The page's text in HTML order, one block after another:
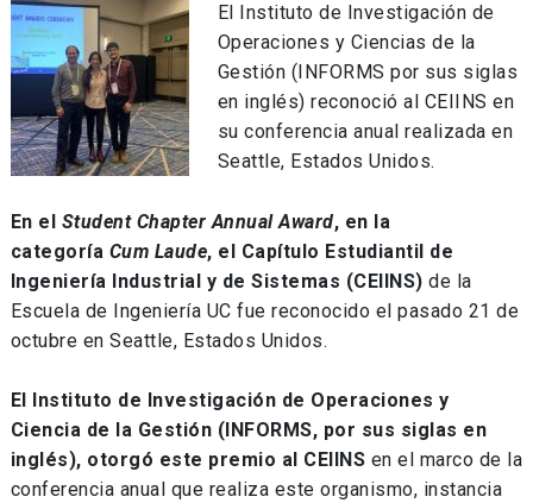
El Instituto de Investigación de
Operaciones y Ciencias de la
Gestión (INFORMS por sus siglas
en inglés) reconoció al CEIINS en
su conferencia anual realizada en
Seattle, Estados Unidos.
En el Student Chapter Annual Award, en la
categoría Cum Laude, el Capítulo Estudiantil de
Ingeniería Industrial y de Sistemas (CEIINS) de la
Escuela de Ingeniería UC fue reconocido el pasado 21 de
octubre en Seattle, Estados Unidos.
El Instituto de Investigación de Operaciones y
Ciencia de la Gestión (INFORMS, por sus siglas en
inglés), otorgó este premio al CEIINS en el marco de la
conferencia anual que realiza este organismo, instancia